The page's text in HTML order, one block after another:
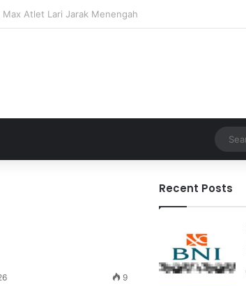
Tubuh, dan Emosi secara Mendalam
9
Recent Posts